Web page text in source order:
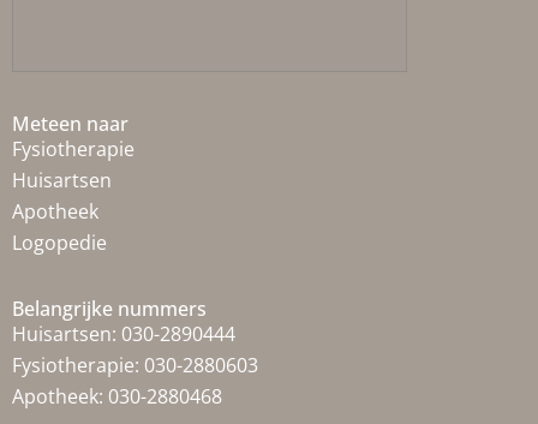
Meteen naar
Fysiotherapie
Huisartsen
Apotheek
Logopedie
Belangrijke nummers
Huisartsen: 030-2890444
Fysiotherapie: 030-2880603
Apotheek: 030-2880468